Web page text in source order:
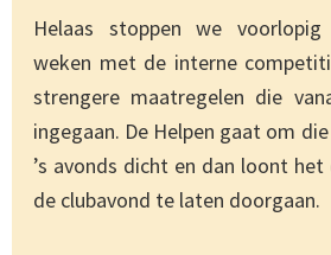
Helaas stoppen we
weken met de interne
strengere maatregelen die
ingegaan. De Helpen gaat om
’s avonds dicht en dan loont
de clubavond te laten doorgaan.